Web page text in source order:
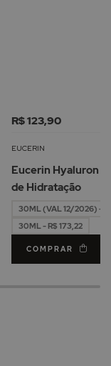
Adicionar
Lista
Desejos
R$ 123,90
EUCERIN
Eucerin Hyaluron
de Hidratação
30ML (VAL 12/2026) -
30ML - R$ 173,22
COMPRAR